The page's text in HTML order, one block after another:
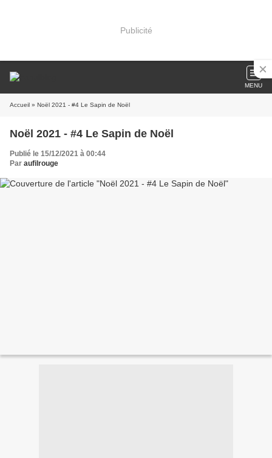
Publicité
MENU
Accueil » Noël 2021 - #4 Le Sapin de Noël
Noël 2021 - #4 Le Sapin de Noël
Publié le 15/12/2021 à 00:44
Par aufilrouge